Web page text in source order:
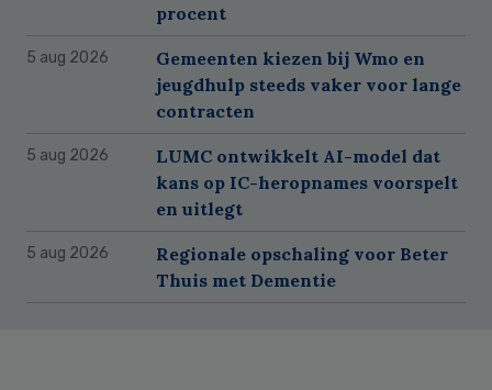
procent
5 aug 2026
Gemeenten kiezen bij Wmo en
jeugdhulp steeds vaker voor lange
contracten
5 aug 2026
LUMC ontwikkelt AI-model dat
kans op IC-heropnames voorspelt
en uitlegt
5 aug 2026
Regionale opschaling voor Beter
Thuis met Dementie